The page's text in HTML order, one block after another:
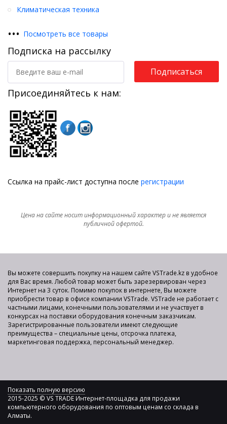
Климатическая техника
••• Посмотреть все товары
Подписка на рассылку
Подписаться
Присоединяйтесь к нам:
Ссылка на прайс-лист доступна после регистрации
Цена на сайте носит информационный характер и не является
публичной офертой.
Вы можете совершить покупку на нашем сайте VSTrade.kz в удобное
для Вас время. Любой товар может быть зарезервирован через
Интернет на 3 суток. Помимо покупок в интернете, Вы можете
приобрести товар в офисе компании VSTrade. VSTrade не работает с
частными лицами, конечными пользователями и не участвует в
конкурсах на поставки оборудования конечным заказчикам.
Зарегистрированные пользователи имеют следующие
преимущества – специальные цены, отсрочка платежа,
маркетинговая поддержка, персональный менеджер.
Показать полную версию
2015-2025 © VS TRADE Интернет-площадка для продажи
компьютерного оборудования по оптовым ценам со склада в
Алматы.